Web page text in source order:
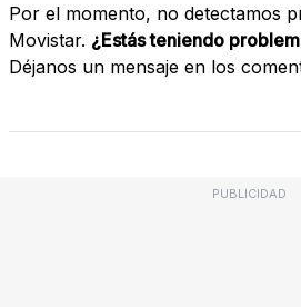
Por el momento, no detectamos
Movistar. ¿Estás teniendo
Déjanos un mensaje en los
PUBLICIDAD